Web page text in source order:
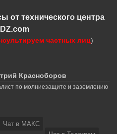
от технического центра
частных лиц)
Красноборов
по молниезащите и заземлению
Чат в МАКС